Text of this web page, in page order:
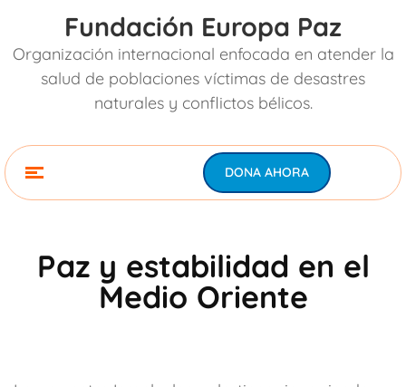
Fundación Europa Paz
Organización internacional enfocada en atender la
salud de poblaciones víctimas de desastres
naturales y conflictos bélicos.
DONA AHORA
Paz y estabilidad en el
Medio Oriente